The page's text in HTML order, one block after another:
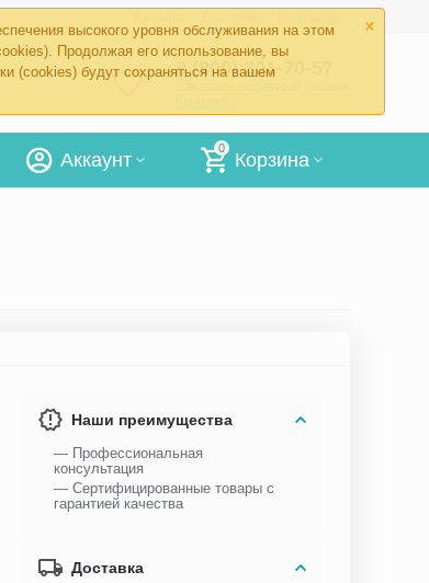
×
высокого уровня обслуживания на этом
Продолжая его использование, вы
(cookies) будут сохраняться на вашем
8 (800) 201-70-57
0
Корзина
Аккаунт
Наши преимущества
— Профессиональная
консультация
— Сертифицированные товары с
гарантией качества
Доставка